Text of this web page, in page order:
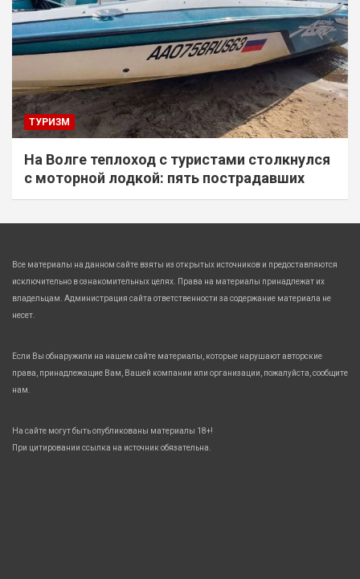
ТУРИЗМ
На Волге теплоход с туристами столкнулся
с моторной лодкой: пять пострадавших
Все материалы на данном сайте взяты из открытых источников и предоставляются
исключительно в ознакомительных целях. Права на материалы принадлежат их
владельцам. Администрация сайта ответственности за содержание материала не
несет.
Если Вы обнаружили на нашем сайте материалы, которые нарушают авторские
права, принадлежащие Вам, Вашей компании или организации, пожалуйста, сообщите
нам.
На сайте могут быть опубликованы материалы 18+!
При цитировании ссылка на источник обязательна.